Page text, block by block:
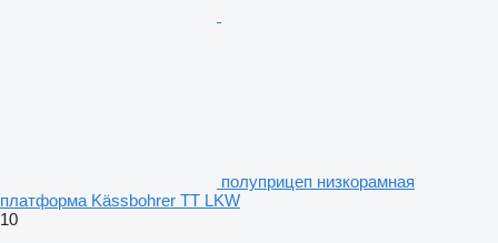
полуприцеп низкорамная
платформа Kässbohrer TT LKW
10